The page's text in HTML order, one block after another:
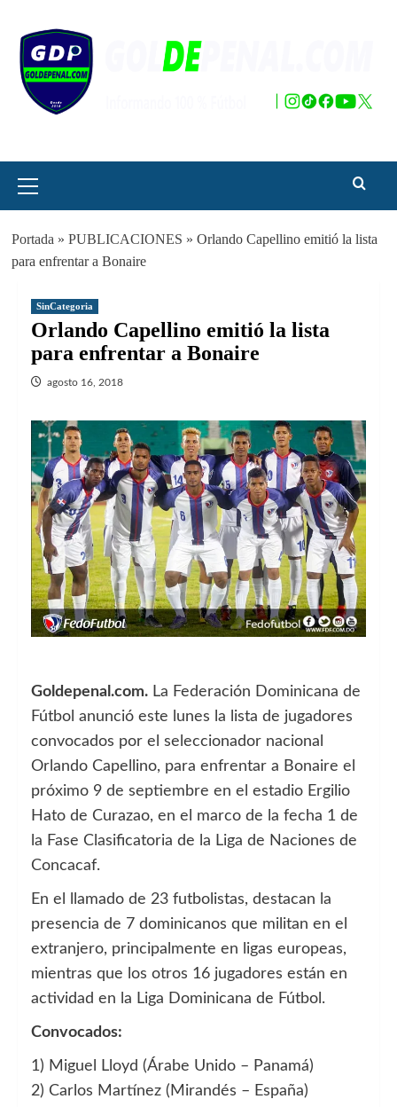
contenido
principal
Portada » PUBLICACIONES » Orlando Capellino emitió la lista
para enfrentar a Bonaire
SinCategoria
Orlando Capellino emitió la lista
para enfrentar a Bonaire
agosto 16, 2018
Goldepenal.com. La Federación Dominicana de
Fútbol anunció este lunes la lista de jugadores
convocados por el seleccionador nacional
Orlando Capellino, para enfrentar a Bonaire el
próximo 9 de septiembre en el estadio Ergilio
Hato de Curazao, en el marco de la fecha 1 de
la Fase Clasificatoria de la Liga de Naciones de
Concacaf.
En el llamado de 23 futbolistas, destacan la
presencia de 7 dominicanos que militan en el
extranjero, principalmente en ligas europeas,
mientras que los otros 16 jugadores están en
actividad en la Liga Dominicana de Fútbol.
Convocados:
1) Miguel Lloyd (Árabe Unido – Panamá)
2) Carlos Martínez (Mirandés – España)